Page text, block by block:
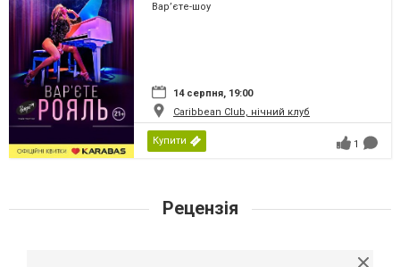
Вар’єте-шоу
14 серпня, 19:00
Caribbean Club, нічний клуб
Купити 1
Рецензія